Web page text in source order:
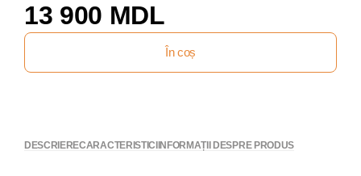
13 900 MDL
În coș
DESCRIERECARACTERISTICIINFORMAȚII DESPRE PRODUS